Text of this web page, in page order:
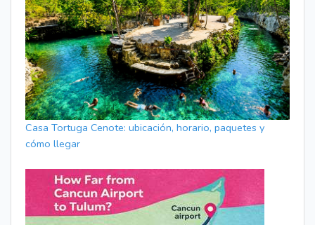
Casa Tortuga Cenote: ubicación, horario, paquetes y
cómo llegar